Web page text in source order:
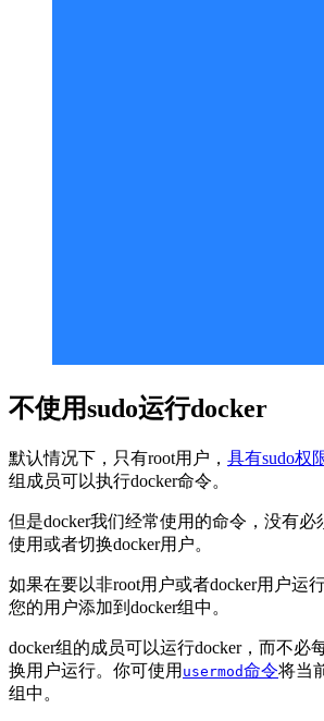
不使用sudo运行docker
默认情况下，只有root用户， 具有sudo权
组成员可以执行docker命令。
但是docker我们经常使用的命令，没有必
使用或者切换docker用户。
如果在要以非root用户或者docker用户运
您的用户添加到docker组中。
docker组的成员可以运行docker，而不必
换用户运行。你可使用 usermod命令将当
组中。